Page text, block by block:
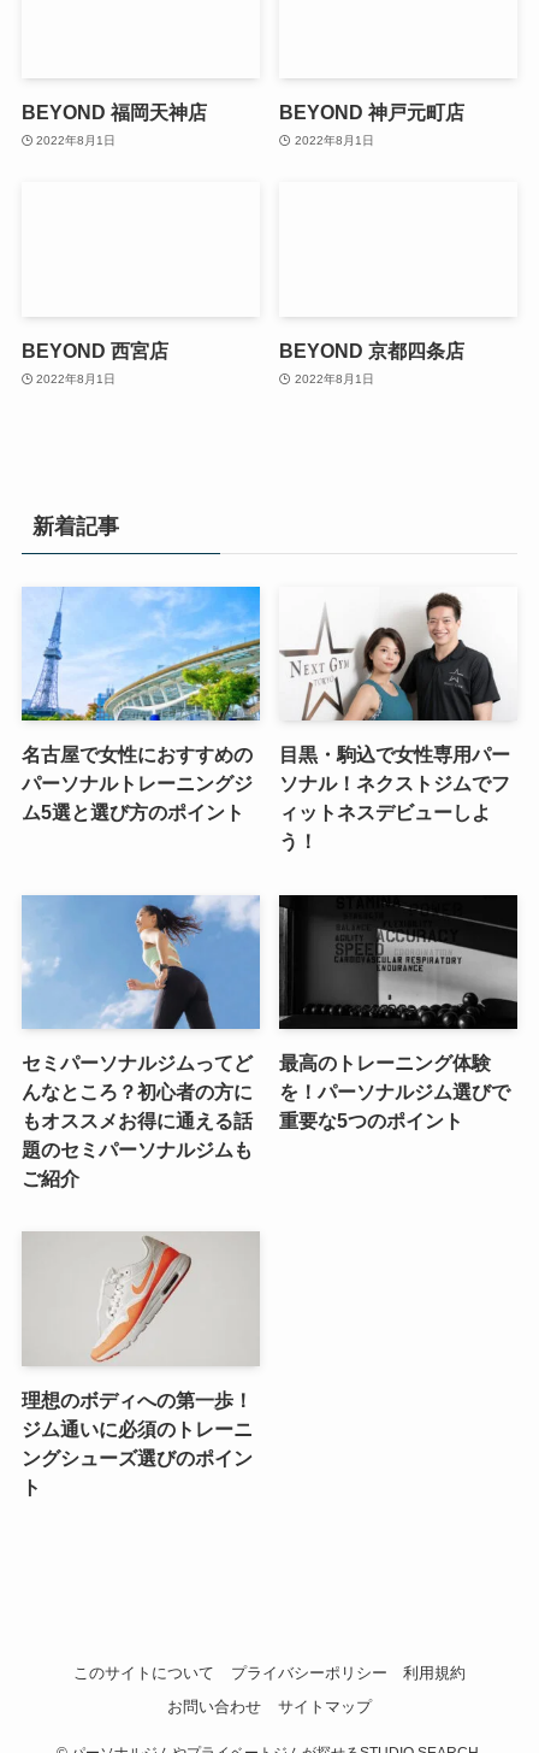
BEYOND 福岡天神店
2022年8月1日
BEYOND 神戸元町店
2022年8月1日
BEYOND 西宮店
2022年8月1日
BEYOND 京都四条店
2022年8月1日
新着記事
名古屋で女性におすすめの
パーソナルトレーニングジ
ム5選と選び方のポイント
目黒・駒込で女性専用パー
ソナル！ネクストジムでフ
ィットネスデビューしよ
う！
セミパーソナルジムってど
んなところ？初心者の方に
もオススメお得に通える話
題のセミパーソナルジムも
ご紹介
最高のトレーニング体験
を！パーソナルジム選びで
重要な5つのポイント
理想のボディへの第一歩！
ジム通いに必須のトレーニ
ングシューズ選びのポイン
ト
このサイトについて プライバシーポリシー
利用規約
お問い合わせ
サイトマップ